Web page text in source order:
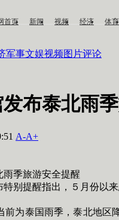
首页 新闻 视频 经济 体育
军事文娱视频图片评论
布泰北雨
A-A+
季旅游安全提醒
提醒指出，５月份以来
泰国雨季，泰北地区